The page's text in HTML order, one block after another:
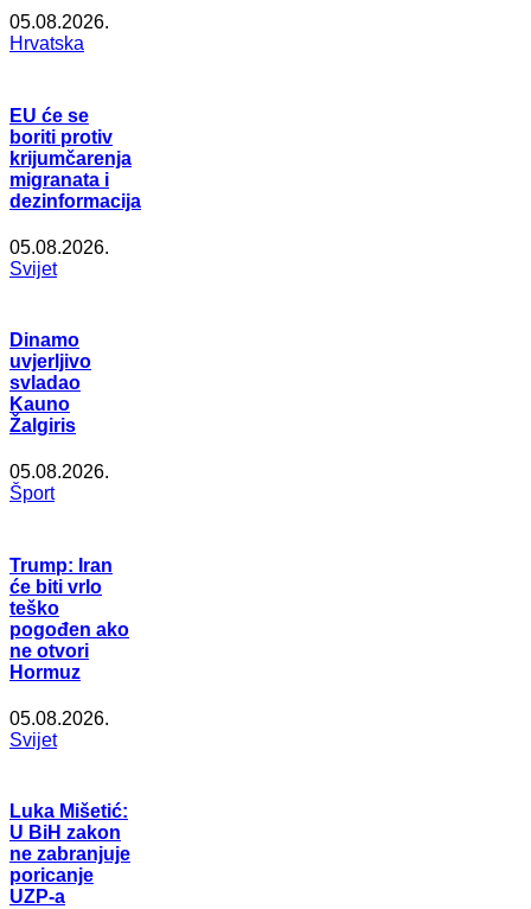
05.08.2026.
Hrvatska
EU će se
boriti protiv
krijumčarenja
migranata i
dezinformacija
05.08.2026.
Svijet
Dinamo
uvjerljivo
svladao
Kauno
Žalgiris
05.08.2026.
Šport
Trump: Iran
će biti vrlo
teško
pogođen ako
ne otvori
Hormuz
05.08.2026.
Svijet
Luka Mišetić:
U BiH zakon
ne zabranjuje
poricanje
UZP-a